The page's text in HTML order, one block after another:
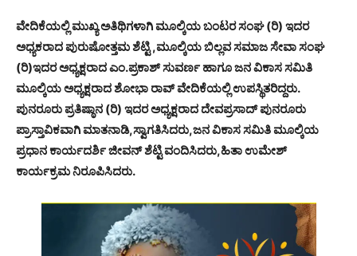
ವೇದಿಕೆಯಲ್ಲಿ ಮುಖ್ಯ ಅತಿಥಿಗಳಾಗಿ ಮೂಲ್ಕಿಯ ಬಂಟರ ಸಂಘ (ರಿ) ಇದರ
ಅಧ್ಯಕರಾದ ಪುರುಷೋತ್ತಮ ಶೆಟ್ಟಿ ,ಮೂಲ್ಕಿಯ ಬಿಲ್ಲವ ಸಮಾಜ ಸೇವಾ ಸಂಘ
(ರಿ)ಇದರ ಅಧ್ಯಕ್ಷರಾದ ಎಂ.ಪ್ರಕಾಶ್ ಸುವರ್ಣ ಹಾಗೂ ಜನ ವಿಕಾಸ ಸಮಿತಿ
ಮೂಲ್ಕಿಯ ಅಧ್ಯಕ್ಷರಾದ ಶೋಭಾ ರಾವ್ ವೇದಿಕೆಯಲ್ಲಿ ಉಪಸ್ಥಿತರಿದ್ದರು.
ಪುನರೂರು ಪ್ರತಿಷ್ಠಾನ (ರಿ) ಇದರ ಅಧ್ಯಕ್ಷರಾದ ದೇವಪ್ರಸಾದ್ ಪುನರೂರು
ಪ್ರಾಸ್ತಾವಿಕವಾಗಿ ಮಾತನಾಡಿ,ಸ್ವಾಗತಿಸಿದರು,ಜನ ವಿಕಾಸ ಸಮಿತಿ ಮೂಲ್ಕಿಯ
ಪ್ರಧಾನ ಕಾರ್ಯದರ್ಶಿ ಜೀವನ್ ಶೆಟ್ಟಿ ವಂದಿಸಿದರು,ಹಿತಾ ಉಮೇಶ್
ಕಾರ್ಯಕ್ರಮ ನಿರೂಪಿಸಿದರು.